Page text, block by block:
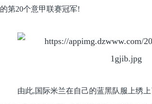
的第20个意甲联赛冠军!
由此,国际米兰在自己的蓝黑队服上绣